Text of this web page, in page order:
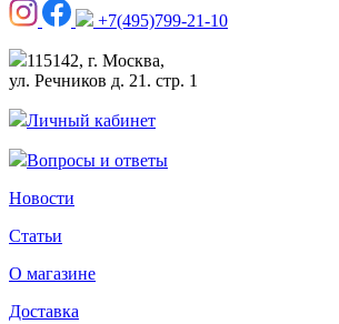
+7(495)799-21-10
115142, г. Москва,
ул. Речников д. 21. стр. 1
Личный кабинет
Вопросы и ответы
Новости
Статьи
О магазине
Доставка